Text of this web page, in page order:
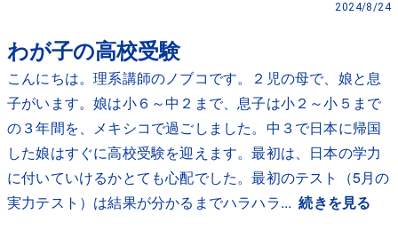
2024/8/24
わが子の高校受験
こんにちは。理系講師のノブコです。２児の母で、娘と息
子がいます。娘は小６～中２まで、息子は小２～小５まで
の３年間を、メキシコで過ごしました。中３で日本に帰国
した娘はすぐに高校受験を迎えます。最初は、日本の学力
に付いていけるかとても心配でした。最初のテスト（5月の
実力テスト）は結果が分かるまでハラハラ... 続きを見る